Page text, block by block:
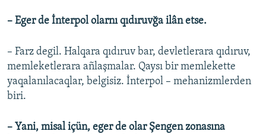
– Eger de İnterpol olarnı qıdıruvğa ilân etse.
– Farz degil. Halqara qıdıruv bar, devletlerara qıdıruv,
memleketlerara añlaşmalar. Qaysı bir memlekette
yaqalanılacaqlar, belgisiz. İnterpol – mehanizmlerden
biri.
– Yani, misal içün, eger de olar Şengen zonasına